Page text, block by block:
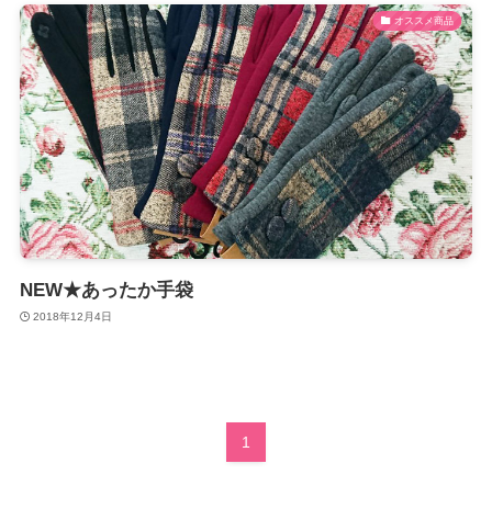
オススメ商品
NEW★あったか手袋
2018年12月4日
1